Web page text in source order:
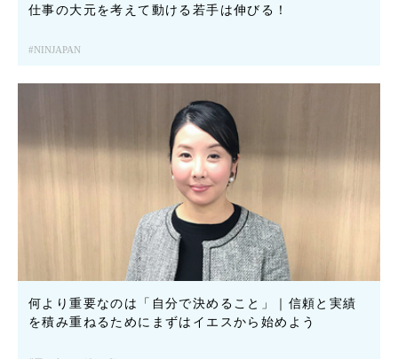
仕事の大元を考えて動ける若手は伸びる！
NINJAPAN
何より重要なのは「自分で決めること」｜信頼と実績
を積み重ねるためにまずはイエスから始めよう